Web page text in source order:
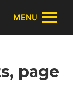
MENU
page